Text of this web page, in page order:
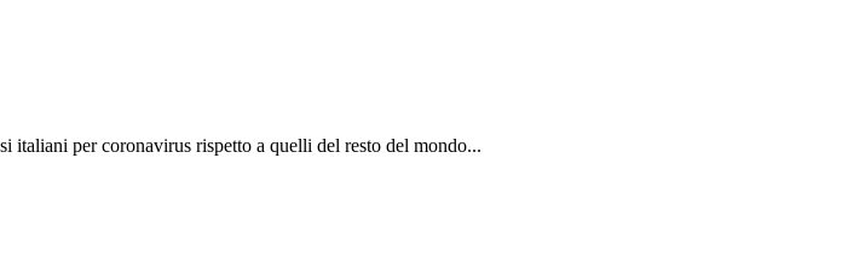
italiani per coronavirus rispetto a quelli del resto del mondo...